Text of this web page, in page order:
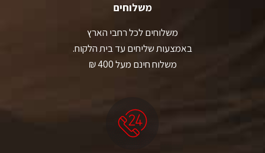
משלוחים
משלוחים לכל רחבי הארץ
באמצעות שליחים עד בית הלקוח.
משלוח חינם מעל 400 ₪